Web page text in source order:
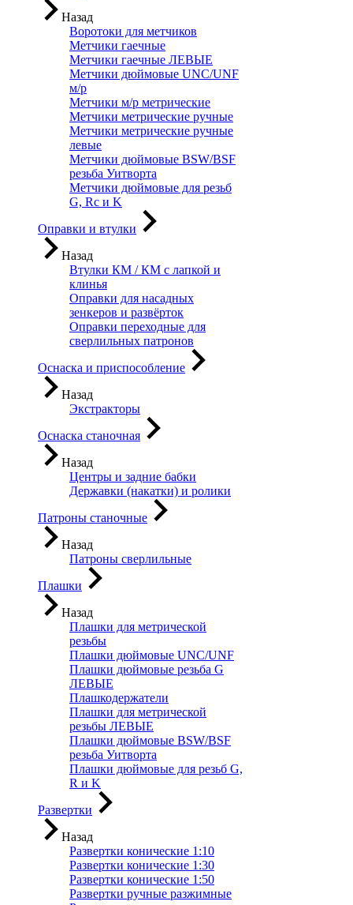
Назад
Воротоки для метчиков
Метчики гаечные
Метчики гаечные ЛЕВЫЕ
Метчики дюймовые UNC/UNF
м/р
Метчики м/р метрические
Метчики метрические ручные
Метчики метрические ручные
левые
Метчики дюймовые BSW/BSF
резьба Уитворта
Метчики дюймовые для резьб
G, Rc и K
Оправки и втулки
Назад
Втулки КМ / КМ с лапкой и
клинья
Оправки для насадных
зенкеров и развёрток
Оправки переходные для
сверлильных патронов
Оснаска и приспособление
Назад
Экстракторы
Оснаска станочная
Назад
Центры и задние бабки
Державки (накатки) и ролики
Патроны станочные
Назад
Патроны сверлильные
Плашки
Назад
Плашки для метрической
резьбы
Плашки дюймовые UNC/UNF
Плашки дюймовые резьба G
ЛЕВЫЕ
Плашкодержатели
Плашки для метрической
резьбы ЛЕВЫЕ
Плашки дюймовые BSW/BSF
резьба Уитворта
Плашки дюймовые для резьб G,
R и K
Развертки
Назад
Развертки конические 1:10
Развертки конические 1:30
Развертки конические 1:50
Развертки ручные разжимные